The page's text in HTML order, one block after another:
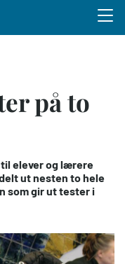
på to
til elever og lærere
ut nesten to hele
som gir ut tester i